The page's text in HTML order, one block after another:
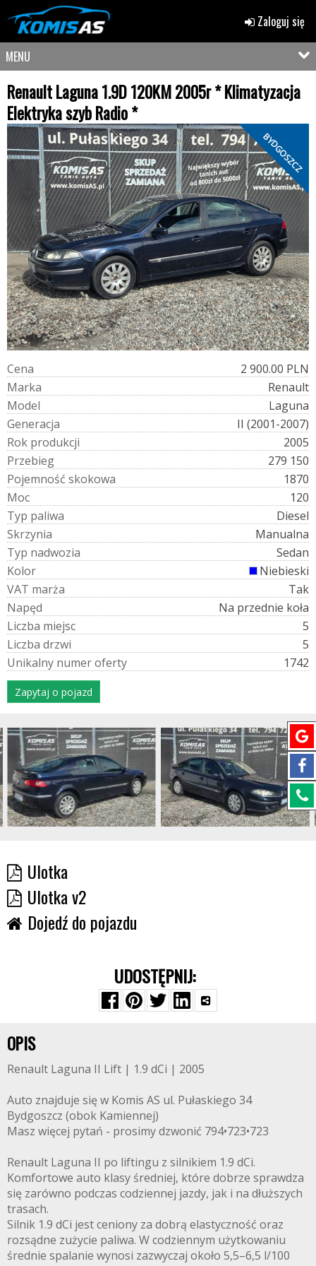
Zaloguj się
MENU
Renault Laguna 1.9D 120KM 2005r * Klimatyzacja
Elektryka szyb Radio *
BYDGOSZCZ
Cena
2 900.00 PLN
Marka
Renault
Model
Laguna
Generacja
II (2001-2007)
Rok produkcji
2005
Przebieg
279 150
Pojemność skokowa
1870
Moc
120
Typ paliwa
Diesel
Skrzynia
Manualna
Typ nadwozia
Sedan
Kolor
Niebieski
VAT marża
Tak
Napęd
Na przednie koła
Liczba miejsc
5
Liczba drzwi
5
Unikalny numeroferty 1742
Zapytaj o pojazd
Ulotka
Ulotka v2
Dojedź do pojazdu
UDOSTĘPNIJ:
OPIS
Renault Laguna II Lift | 1.9 dCi | 2005
Auto znajduje się w Komis AS ul. Pułaskiego 34
Bydgoszcz (obok Kamiennej)
Masz więcej pytań - prosimy dzwonić 794•723•723
Renault Laguna II po liftingu z silnikiem 1.9 dCi.
Komfortowe auto klasy średniej, które dobrze sprawdza
się zarówno podczas codziennej jazdy, jak i na dłuższych
trasach.
Silnik 1.9 dCi jest ceniony za dobrą elastyczność oraz
rozsądne zużycie paliwa. W codziennym użytkowaniu
średnie spalanie wynosi zazwyczaj około 5,5–6,5 l/100